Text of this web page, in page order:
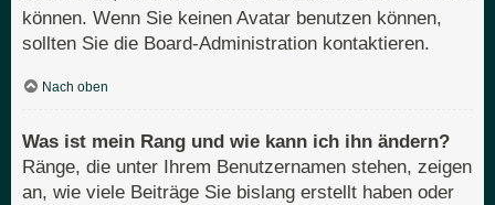
können. Wenn Sie keinen Avatar benutzen können,
sollten Sie die Board-Administration kontaktieren.
Nach oben
Was ist mein Rang und wie kann ich ihn ändern?
Ränge, die unter Ihrem Benutzernamen stehen, zeigen
an, wie viele Beiträge Sie bislang erstellt haben oder